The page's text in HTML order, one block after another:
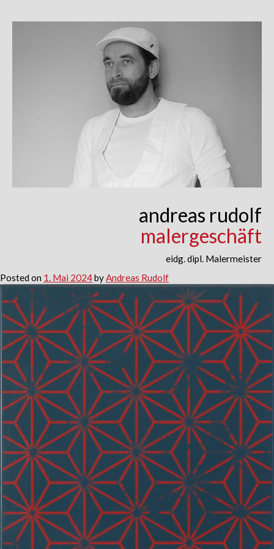
andreas rudolf
malergeschäft
eidg. dipl. Malermeister
Posted on 1. Mai 2024byAndreas Rudolf